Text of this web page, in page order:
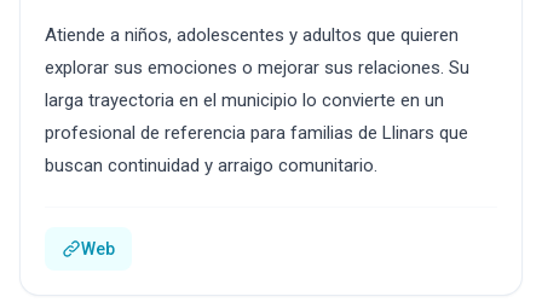
Atiende a niños, adolescentes y adultos que quieren
explorar sus emociones o mejorar sus relaciones. Su
larga trayectoria en el municipio lo convierte en un
profesional de referencia para familias de Llinars que
buscan continuidad y arraigo comunitario.
Web